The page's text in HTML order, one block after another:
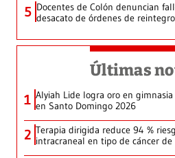
5 Docentes de Colón denuncian
desacato de órdenes de reintegro
Últimas
1 Alyiah Lide logra oro en
en Santo Domingo 2026
2 Terapia dirigida reduce 94 %
intracraneal en tipo de cáncer